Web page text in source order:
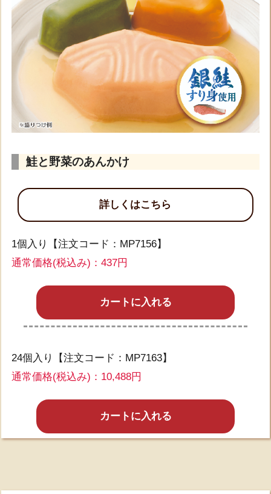
鮭と野菜のあんかけ
詳しくはこちら
1個入り【注文コード：MP7156】
通常価格(税込み)：437円
カートに入れる
24個入り【注文コード：MP7163】
通常価格(税込み)：10,488円
カートに入れる